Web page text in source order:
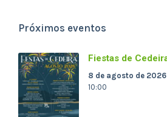
Próximos eventos
Fiestas de
8 de agosto de 2026
10:00